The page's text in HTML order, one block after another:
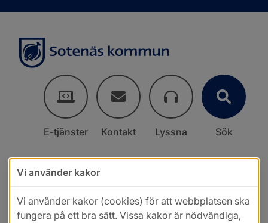
E-tjänster Kontakt Lyssna Sök
Vi använder kakor
Vi använder kakor (cookies) för att webbplatsen ska
fungera på ett bra sätt. Vissa kakor är nödvändiga,